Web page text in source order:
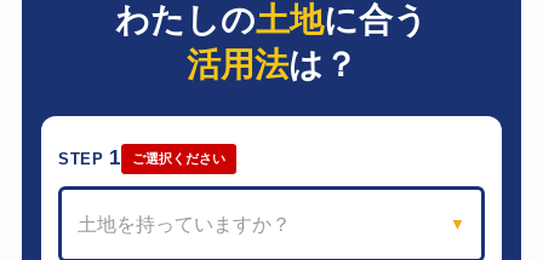
わたしの土地に合う
活用法は？
STEP 1 ご選択ください
土地を持っていますか？ ▼